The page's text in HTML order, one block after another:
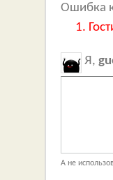
Ошибка
Я,
А не